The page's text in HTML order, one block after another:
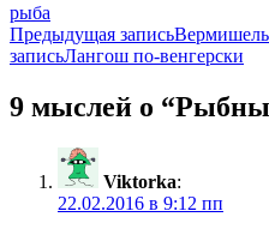
рыба
Навигация
по
записям
Предыдущая запись
записьЛангош по-венгерски
9 мыслей о
Viktorka:
22.02.2016 в 9:12 пп